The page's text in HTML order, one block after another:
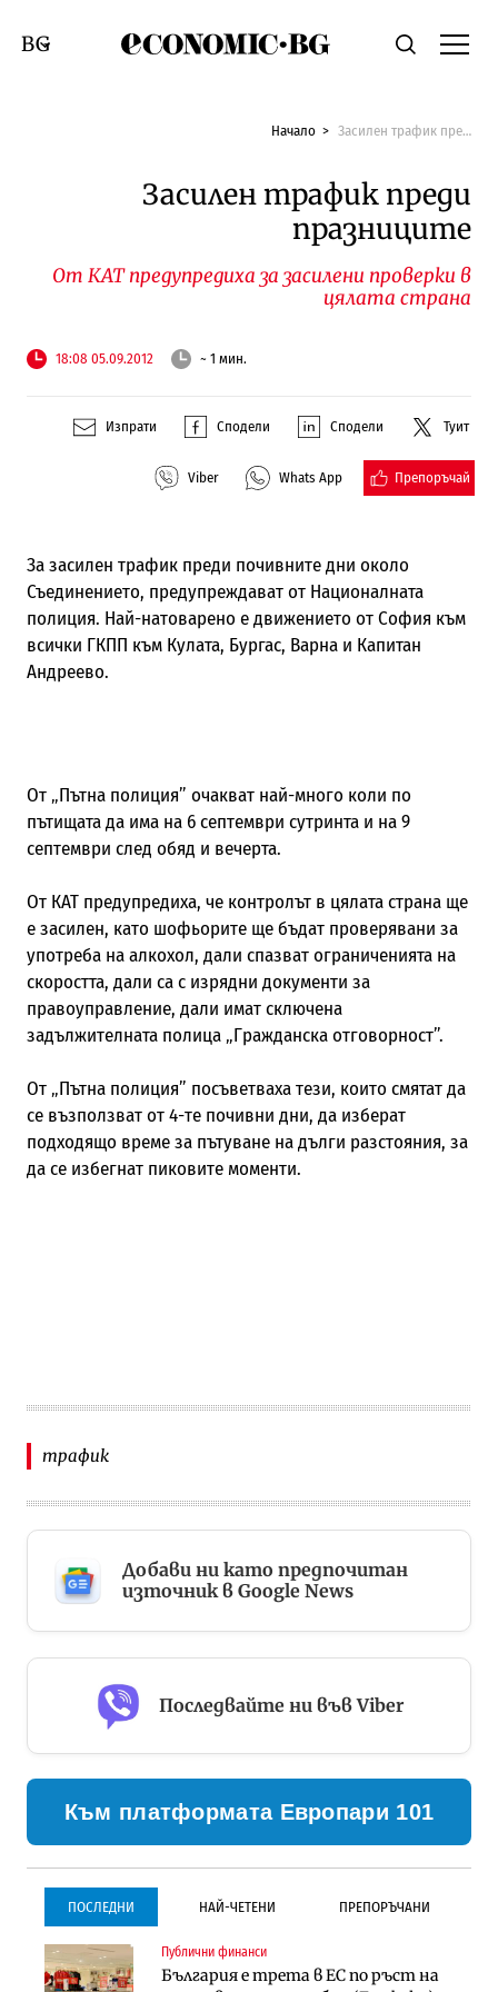
Economic.bgТърсене
Смяна на език
Начало Засилен трафик преди празниците
Засилен трафик преди
празниците
От КАТ предупредиха за засилени проверки в
цялата страна
18:08 05.09.2012 ~ 1 мин.
Изпрати Сподели Сподели Туит
Viber Whats App Препоръчай
За засилен трафик преди почивните дни около
Съединението, предупреждават от Националната
полиция. Най-натоварено е движението от София към
всички ГКПП към Кулата, Бургас, Варна и Капитан
Андреево.
От „Пътна полиция” очакват най-много коли по
пътищата да има на 6 септември сутринта и на 9
септември след обяд и вечерта.
От КАТ предупредиха, че контролът в цялата страна ще
е засилен, като шофьорите ще бъдат проверявани за
употреба на алкохол, дали спазват ограниченията на
скоростта, дали са с изрядни документи за
правоуправление, дали имат сключена
задължителната полица „Гражданска отговорност”.
От „Пътна полиция” посъветваха тези, които смятат да
се възползват от 4-те почивни дни, да изберат
подходящо време за пътуване на дълги разстояния, за
да се избегнат пиковите моменти.
трафик
Добави ни като предпочитан
източник в Google News
Последвайте ни във Viber
Към платформата Европари 101
ПОСЛЕДНИ НАЙ-ЧЕТЕНИ ПРЕПОРЪЧАНИ
Публични финанси
България е трета в ЕС по ръст на
Градоустройство
Столична община избра
Инфраструктура
Проектирането на тунела под